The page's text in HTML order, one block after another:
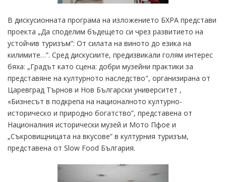
В дискусионната програма на изложението БХРА представи
проекта „Да споделим бъдещето си чрез развитието на
устойчив туризъм”: От силата на виното до езика на
килимите…”. Сред дискусиите, предизвикали голям интерес
бяха: „Градът като сцена: добри музейни практики за
представяне на културното наследство", организирана от
Царевград Търнов и Нов Български университет ,
«Бизнесът в подкрепа на националното културно-
историческо и природно богатство”, представена от
Националния исторически музей и Мото Пфое и
„Съкровищницата на вкусове” в културния туризъм,
представена от Slow Food България.